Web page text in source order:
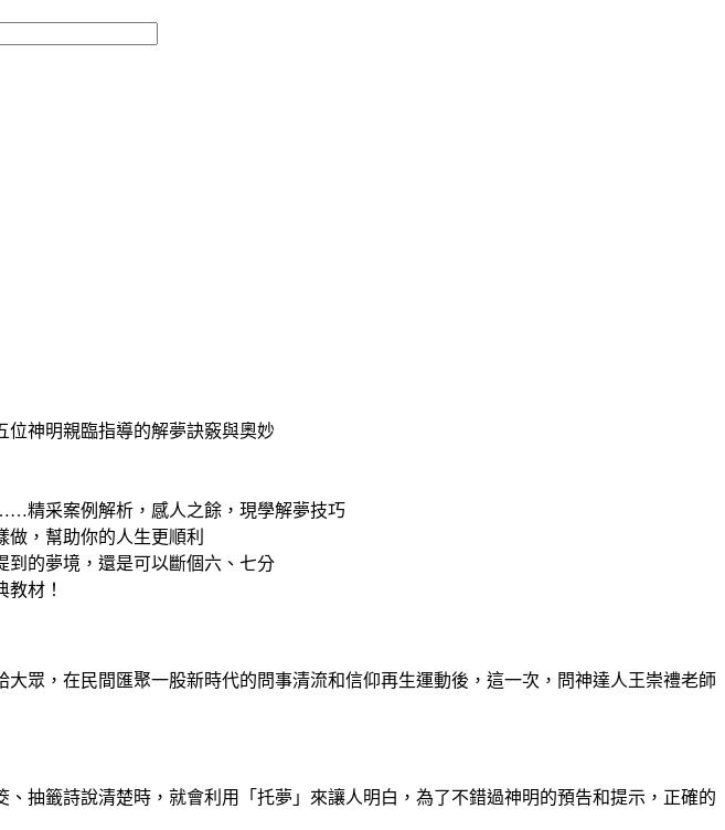
神明親臨指導的解夢訣竅與奧妙
精采案例解析，感人之餘，現學解夢技巧
，幫助你的人生更順利
的夢境，還是可以斷個六、七分
材！
眾，在民間匯聚一股新時代的問事清流和信仰再生運動後，這一次，問神達人王崇禮老師
抽籤詩說清楚時，就會利用「托夢」來讓人明白，為了不錯過神明的預告和提示，正確的